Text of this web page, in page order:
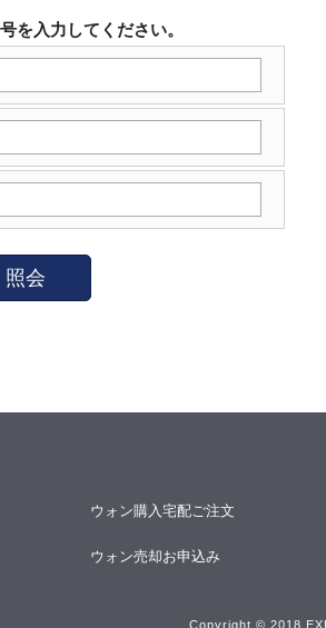
を入力してください。
照会
ウォン購入宅配ご注文
ウォン売却お申込み
Copyright © 2018